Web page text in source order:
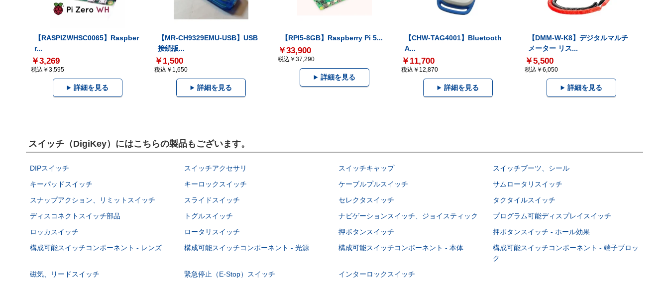
【RASPIZWHSC0065】Raspber
r...
￥3,269
税込￥3,595
詳細を見る
【MR-CH9329EMU-USB】USB
接続版...
￥1,500
税込￥1,650
詳細を見る
【RPI5-8GB】Raspberry Pi 5...
￥33,900
税込￥37,290
詳細を見る
【CHW-TAG4001】Bluetooth
A...
￥11,700
税込￥12,870
詳細を見る
【DMM-W-K8】デジタルマルチ
メーター リス...
￥5,500
税込￥6,050
詳細を見る
スイッチ（DigiKey）にはこちらの製品もございます。
DIPスイッチ スイッチアクセサリ スイッチキャップ
スイッチブーツ、シール
キーパッドスイッチ
キーロックスイッチ ケーブルプルスイッチ
サムロータリスイッチ
スナップアクション、リミットスイッチ
スライドスイッチ セレクタスイッチ
タクタイルスイッチ
ディスコネクトスイッチ部品
トグルスイッチ ナビゲーションスイッチ、ジョイスティック
プログラム可能ディスプレイスイッチ
ロッカスイッチ
ロータリスイッチ 押ボタンスイッチ
押ボタンスイッチ - ホール効果
構成可能スイッチコンポーネント - レンズ
構成可能スイッチコンポーネント - 光源 構成可能スイッチコンポーネント - 本体
構成可能スイッチコンポーネント - 端子ブロッ
ク
磁気、リードスイッチ
緊急停止（E-Stop）スイッチ インターロックスイッチ